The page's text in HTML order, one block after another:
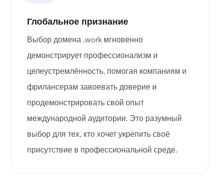
Глобальное признание
Выбор домена .work мгновенно
демонстрирует профессионализм и
целеустремлённость, помогая компаниям и
фрилансерам завоевать доверие и
продемонстрировать свой опыт
международной аудитории. Это разумный
выбор для тех, кто хочет укрепить своё
присутствие в профессиональной среде.